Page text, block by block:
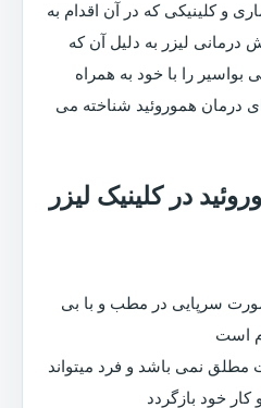
و کلینیکی که در آن اقدام به
درمانی لیزر به دلیل آن که
را با خود به همراه
درمان هموروئید شناخته می
در کلینیک لیزر
سرپایی در مطب و با بی
است
مطلق نمی باشد و فرد میتواند
خود بازگردد